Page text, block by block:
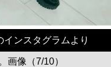
ンスタグラムより
画像（7/10）